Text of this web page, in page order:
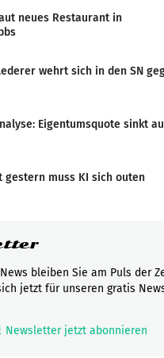
neues Restaurant in
wehrt sich in den SN
Eigentumsquote sinkt
gestern muss KI sich outen
bleiben Sie am Puls der
jetzt für unseren gratis
Newsletter jetzt abonnieren